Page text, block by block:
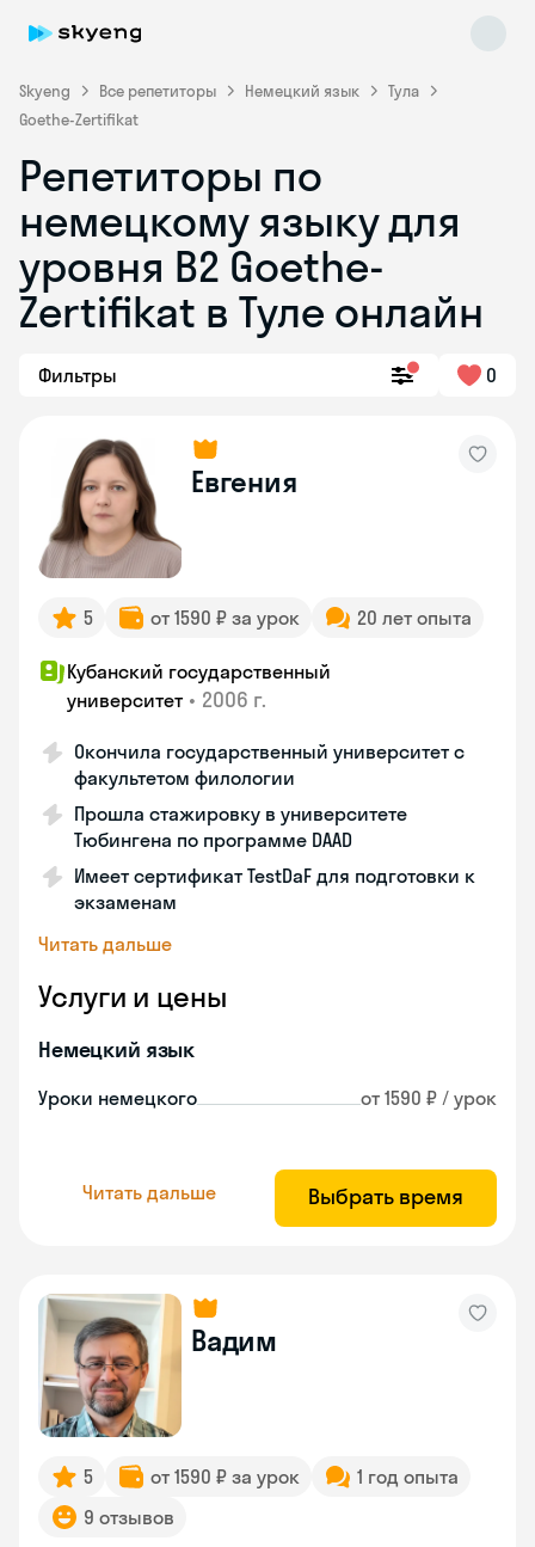
Skyeng Все репетиторы Немецкий язык
Тула
Goethe-Zertifikat
Репетиторы по
немецкому языку для
уровня B2 Goethe-
Zertifikat в Туле онлайн
Фильтры 0
Евгения
5 от 1590 ₽ за урок 20 лет опыта
Кубанский государственный
университет • 2006 г.
Окончила государственный университет с
факультетом филологии
Прошла стажировку в университете
Тюбингена по программе DAAD
Имеет сертификат TestDaF для подготовки к
экзаменам
Читать дальше
Услуги и цены
Немецкий язык
Уроки немецкого от 1590 ₽ / урок
Читать дальше Выбрать время
Вадим
5 от 1590 ₽ за урок
1 год опыта
9 отзывов
Skyeng Chat